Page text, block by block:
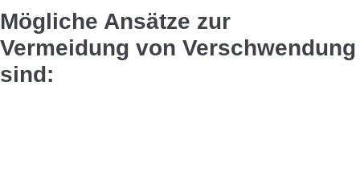
Mögliche Ansätze zur
Vermeidung von Verschwendung
sind: